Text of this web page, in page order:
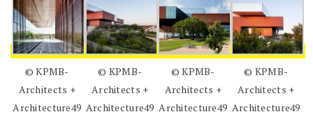
© KPMB-
Architects +
Architecture49
© KPMB-
Architects +
Architecture49
© KPMB-
Architects +
Architecture49
© KPMB-
Architects +
Architecture49